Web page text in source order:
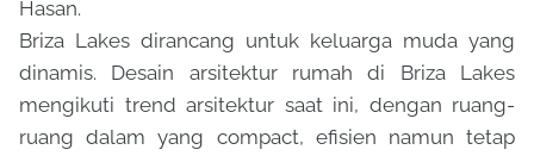
Hasan.
Briza Lakes dirancang untuk keluarga muda yang
dinamis. Desain arsitektur rumah di Briza Lakes
mengikuti trend arsitektur saat ini, dengan ruang-
ruang dalam yang compact, efisien namun tetap